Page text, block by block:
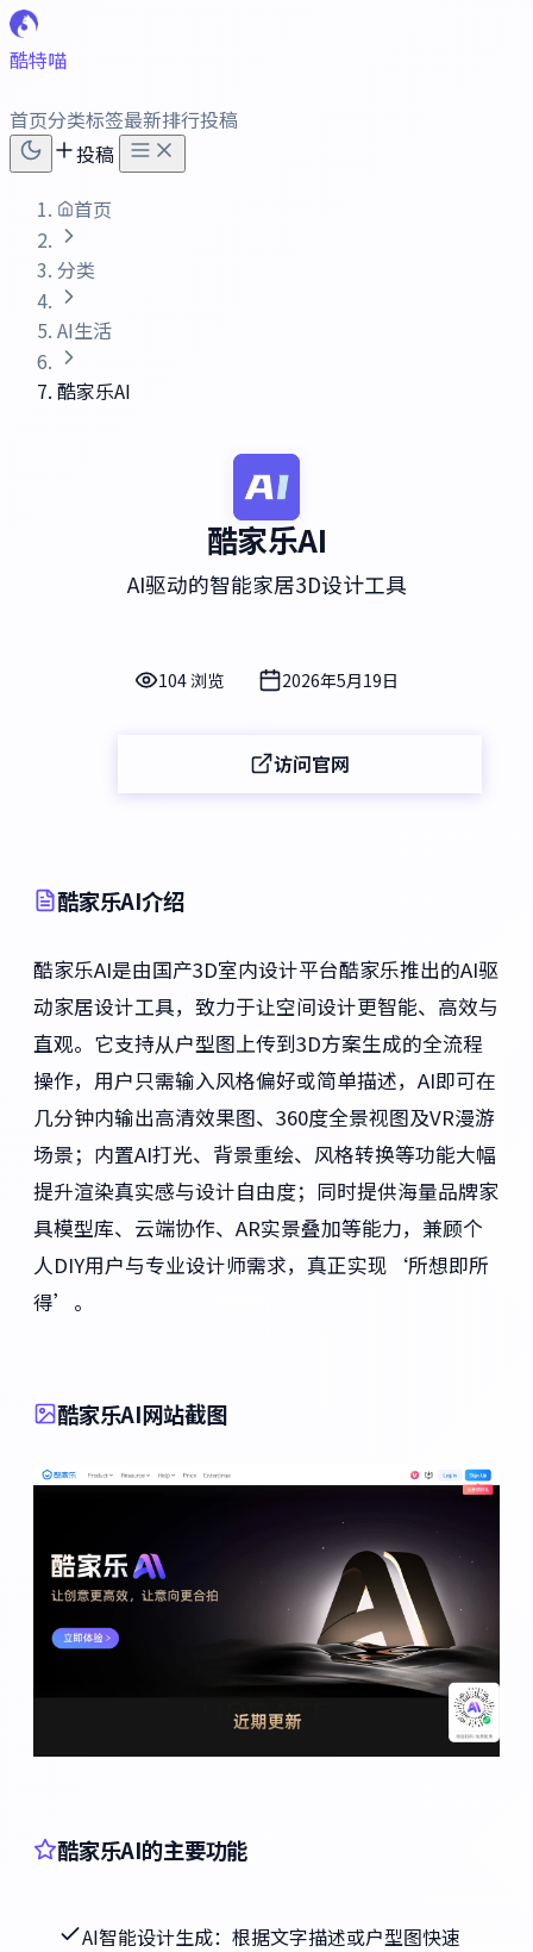
酷特喵
首页分类标签最新排行投稿
投稿
首页
分类
AI生活
酷家乐AI
酷家乐AI
AI驱动的智能家居3D设计工具
104 浏览 2026年5月19日
访问官网
酷家乐AI介绍
酷家乐AI是由国产3D室内设计平台酷家乐推出的AI驱
动家居设计工具，致力于让空间设计更智能、高效与
直观。它支持从户型图上传到3D方案生成的全流程
操作，用户只需输入风格偏好或简单描述，AI即可在
几分钟内输出高清效果图、360度全景视图及VR漫游
场景；内置AI打光、背景重绘、风格转换等功能大幅
提升渲染真实感与设计自由度；同时提供海量品牌家
具模型库、云端协作、AR实景叠加等能力，兼顾个
人DIY用户与专业设计师需求，真正实现‘所想即所
得’。
酷家乐AI网站截图
酷家乐AI的主要功能
AI智能设计生成：根据文字描述或户型图快速